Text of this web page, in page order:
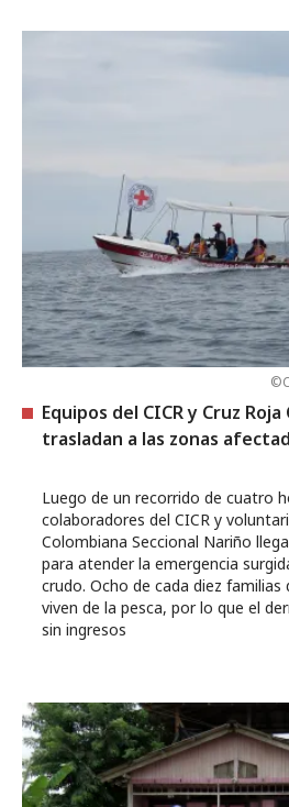
Equipos del CICR y Cruz
trasladan a las zonas
Luego de un recorrido de cuatro
colaboradores del CICR y
Colombiana Seccional Nariño
para atender la emergencia
crudo. Ocho de cada diez
viven de la pesca, por lo que el
sin ingresos